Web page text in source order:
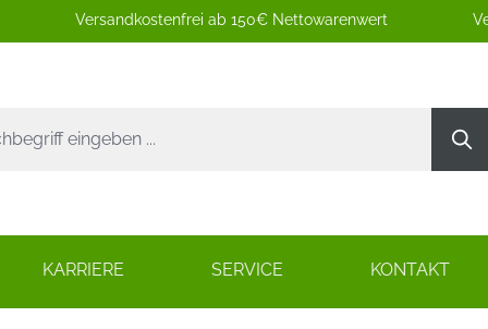
Versandkostenfrei ab 150€ Nettowarenwert
KARRIERE SERVICE KONTAKT